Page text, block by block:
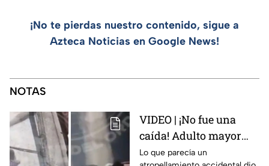
¡No te pierdas nuestro contenido, sigue a
Azteca Noticias en Google News!
NOTAS
VIDEO | ¡No fue una
caída! Adulto mayor
muere atropellado por
Lo que parecía un